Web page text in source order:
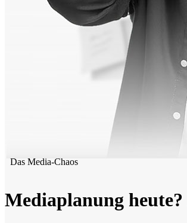
Das Media-Chaos
Mediaplanung heute?